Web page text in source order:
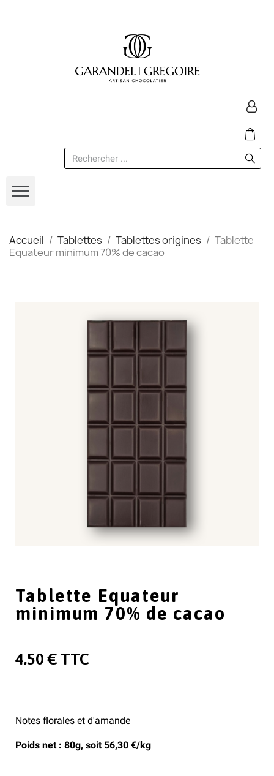
Accueil Tablettes Tablettes origines
Tablette
Equateur minimum 70% de cacao
Tablette Equateur
minimum 70% de cacao
4,50 € TTC
Notes florales et d'amande
Poids net : 80g, soit 56,30 €/kg